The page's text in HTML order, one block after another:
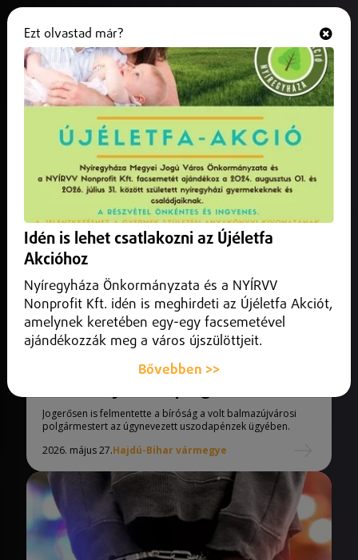
Hajdú-Bihar vármegye
Jogerősen felmentették a volt
Jogerősen is felmentette a bíróság a volt balmazújvárosi
polgármestert az úgynevezett uszodapénzek ügyében.
2026. május 27.Hajdú-Bihar vármegye
Ezt olvastad már?
Idén is lehet csatlakozni az Újéletfa
Akcióhoz
Nyíregyháza Önkormányzata és a NYÍRVV
Nonprofit Kft. idén is meghirdeti az Újéletfa Akciót,
amelynek keretében egy-egy facsemetével
ajándékozzák meg a város újszülöttjeit.
Bővebben >>